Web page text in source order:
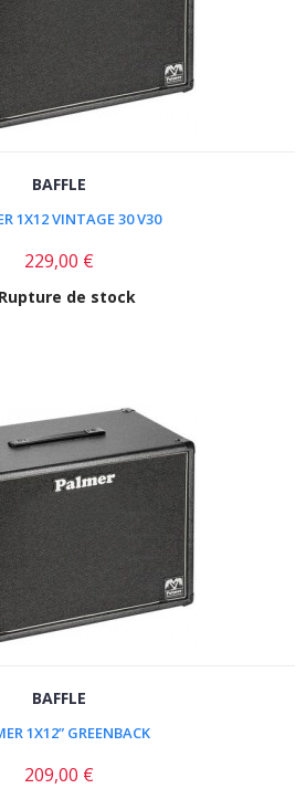
BAFFLE
1X12 VINTAGE 30 V30
229,00 €
Rupture de stock
BAFFLE
1X12” GREENBACK
209,00 €